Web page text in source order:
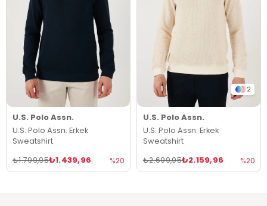
U.S. Polo Assn.
U.S. Polo Assn. Erkek
Sweatshirt
₺1.439,96
₺1.799,95 %20
2
U.S. Polo Assn.
U.S. Polo Assn. Erkek
Sweatshirt
₺2.159,96
₺2.699,95 %20